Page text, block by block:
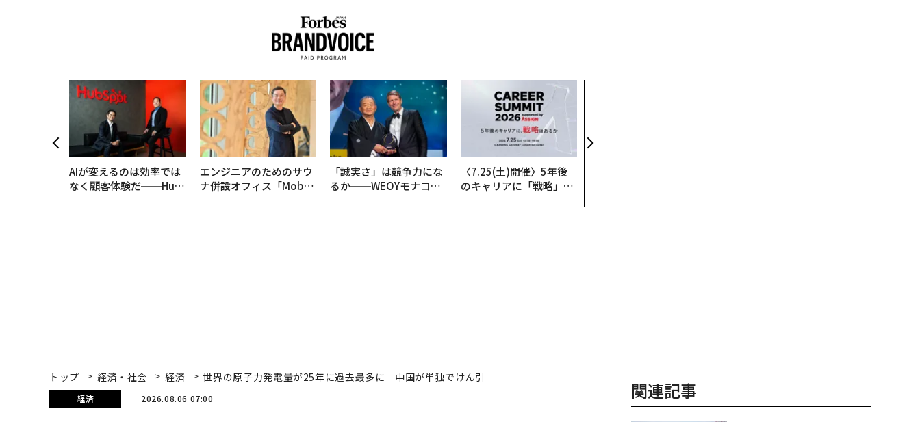
AIが変えるのは効率では
なく顧客体験だ──Hub
エンジニアのためのサウ
ナ併設オフィス「Mobiu
「誠実さ」は競争力にな
るか──WEOYモナコで
〈7.25(土)開催〉5年後
のキャリアに「戦略」は
トップ 経済・社会 経済 世界の原子力発電量が25年に過去最多に 中国が単独でけん引
経済 2026.08.06 07:00 関連記事